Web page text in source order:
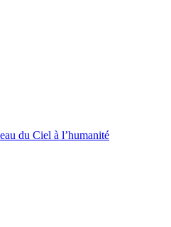
du Ciel à l’humanité